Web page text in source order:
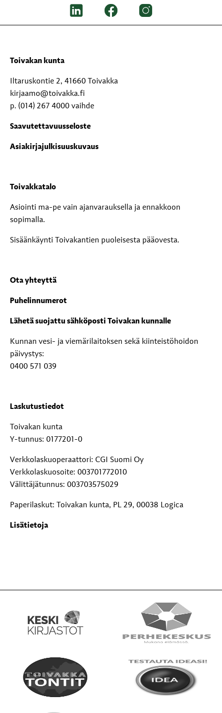
Toivakan kunta
Iltaruskontie 2, 41660 Toivakka
kirjaamo@toivakka.fi
p. (014) 267 4000 vaihde
Saavutettavuusseloste
Asiakirjajulkisuuskuvaus
Toivakkatalo
Asiointi ma-pe vain ajanvarauksella ja ennakkoon
sopimalla.
Sisäänkäynti Toivakantien puoleisesta pääovesta.
Ota yhteyttä
Puhelinnumerot
Lähetä suojattu sähköposti Toivakan kunnalle
Kunnan vesi- ja viemärilaitoksen sekä kiinteistöhoidon
päivystys:
0400 571 039
Laskutustiedot
Toivakan kunta
Y-tunnus: 0177201-0
Verkkolaskuoperaattori: CGI Suomi Oy
Verkkolaskuosoite: 003701772010
Välittäjätunnus: 003703575029
Paperilaskut: Toivakan kunta, PL 29, 00038 Logica
Lisätietoja